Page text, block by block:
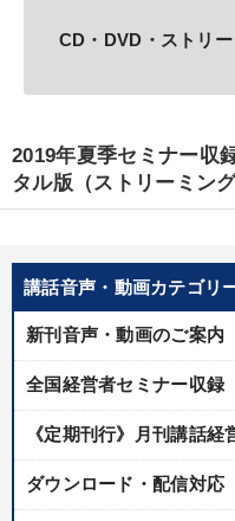
一流人 成功哲学 銀
ondemand_video 経営音声・動画を探
2025年春季全国経営者セミ
タル版（音声／動画ストリ
【12月】音声・映像 最
講話音声・動画カテゴリ
新刊音声・動画のご案内
全国経営者セミナー収録
《定期刊行》月刊講話経
ダウンロード・配信対応
CD・DVD・ストリ
2019年夏季セミナー収
タル版（ストリーミン